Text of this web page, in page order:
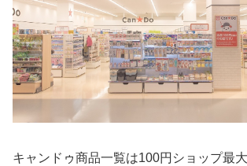
キャンドゥ商品一覧は100円ショップ最